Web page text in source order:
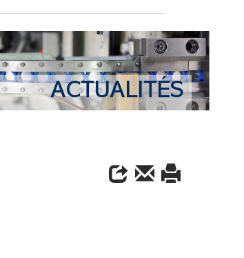
ACTUALITÉS